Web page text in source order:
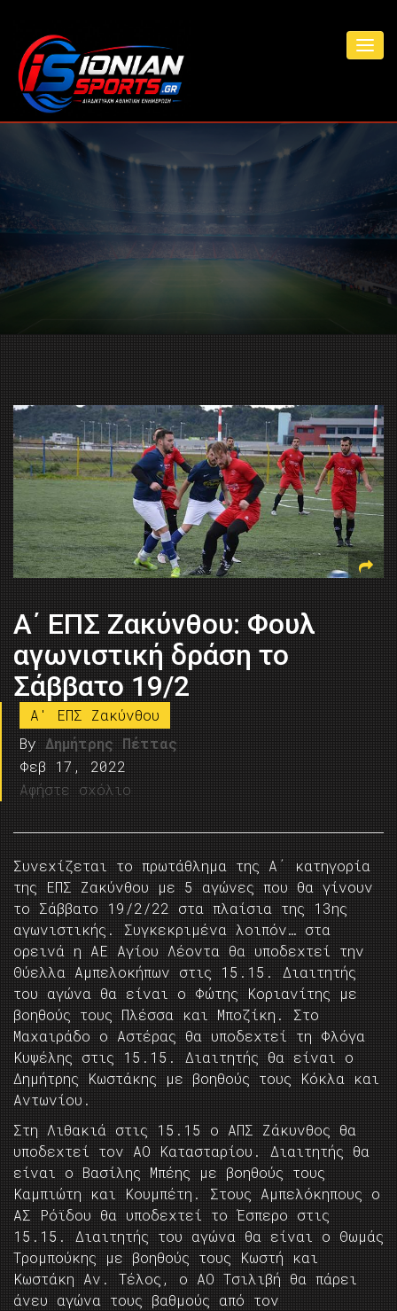
Α΄ ΕΠΣ Ζακύνθου: Φουλ
αγωνιστική δράση το
Σάββατο 19/2
A' ΕΠΣ Ζακύνθου
By Δημήτρης Πέττας
Φεβ 17, 2022
Αφήστε σχόλιο
Συνεχίζεται το πρωτάθλημα της Α΄ κατηγορία
της ΕΠΣ Ζακύνθου με 5 αγώνες που θα γίνουν
το Σάββατο 19/2/22 στα πλαίσια της 13ης
αγωνιστικής. Συγκεκριμένα λοιπόν… στα
ορεινά η ΑΕ Αγίου Λέοντα θα υποδεχτεί την
Θύελλα Αμπελοκήπων στις 15.15. Διαιτητής
του αγώνα θα είναι ο Φώτης Κοριανίτης με
βοηθούς τους Πλέσσα και Μποζίκη. Στο
Μαχαιράδο ο Αστέρας θα υποδεχτεί τη Φλόγα
Κυψέλης στις 15.15. Διαιτητής θα είναι ο
Δημήτρης Κωστάκης με βοηθούς τους Κόκλα και
Αντωνίου.
Στη Λιθακιά στις 15.15 ο ΑΠΣ Ζάκυνθος θα
υποδεχτεί τον ΑΟ Κατασταρίου. Διαιτητής θα
είναι ο Βασίλης Μπέης με βοηθούς τους
Καμπιώτη και Κουμπέτη. Στους Αμπελόκηπους ο
ΑΣ Ρόϊδου θα υποδεχτεί το Έσπερο στις
15.15. Διαιτητής του αγώνα θα είναι ο Θωμάς
Τρομπούκης με βοηθούς τους Κωστή και
Κωστάκη Αν. Τέλος, ο ΑΟ Τσιλιβή θα πάρει
άνευ αγώνα τους βαθμούς από τον